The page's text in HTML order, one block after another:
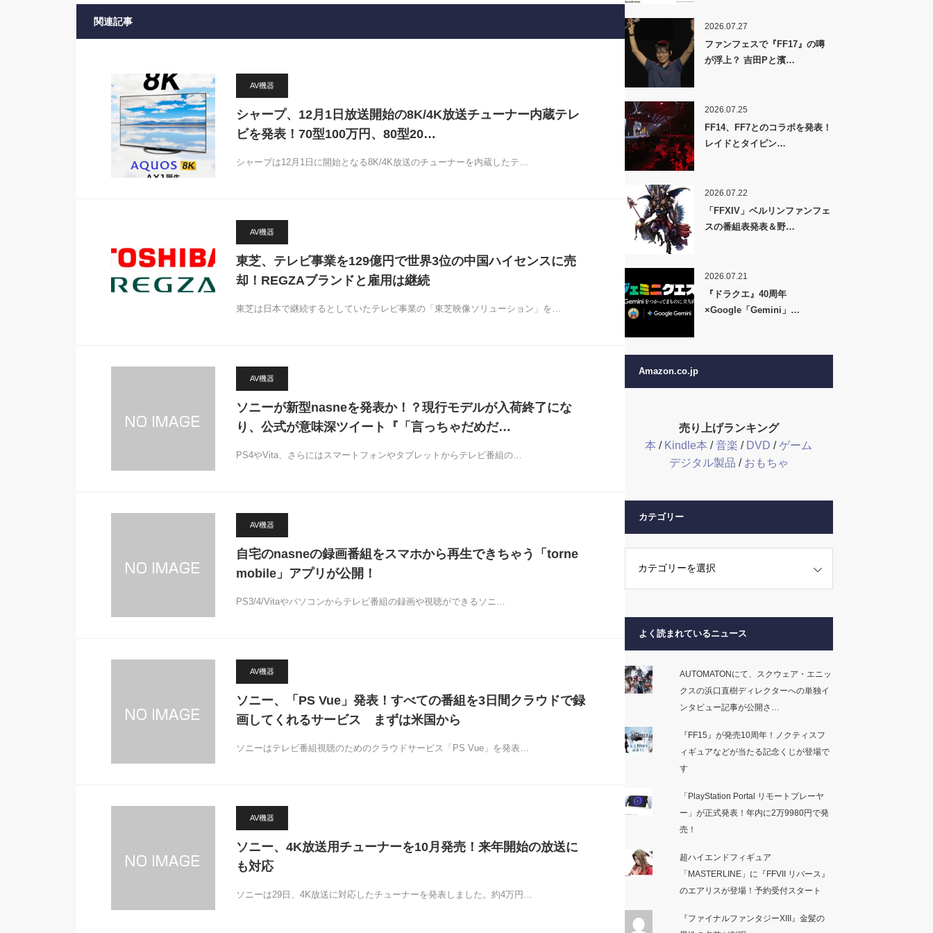
関連記事
AV機器
シャープ、12月1日放送開始の8K/4K放送チューナー内蔵テレ
ビを発表！70型100万円、80型20…
シャープは12月1日に開始となる8K/4K放送のチューナーを内蔵したテ…
AV機器
東芝、テレビ事業を129億円で世界3位の中国ハイセンスに売
却！REGZAブランドと雇用は継続
東芝は日本で継続するとしていたテレビ事業の「東芝映像ソリューション」を…
AV機器
ソニーが新型nasneを発表か！？現行モデルが入荷終了にな
り、公式が意味深ツイート『「言っちゃだめだ…
PS4やVita、さらにはスマートフォンやタブレットからテレビ番組の…
AV機器
自宅のnasneの録画番組をスマホから再生できちゃう「torne
mobile」アプリが公開！
PS3/4/Vitaやパソコンからテレビ番組の録画や視聴ができるソニ…
AV機器
ソニー、「PS Vue」発表！すべての番組を3日間クラウドで録
画してくれるサービス まずは米国から
ソニーはテレビ番組視聴のためのクラウドサービス「PS Vue」を発表…
AV機器
ソニー、4K放送用チューナーを10月発売！来年開始の放送に
も対応
ソニーは29日、4K放送に対応したチューナーを発表しました。約4万円…
2026.07.27
ファンフェスで『FF17』の噂
が浮上？ 吉田Pと濱…
2026.07.25
FF14、FF7とのコラボを発表！
レイドとタイピン…
2026.07.22
「FFXIV」ベルリンファンフェ
スの番組表発表＆野…
2026.07.21
『ドラクエ』40周年
×Google「Gemini」…
Amazon.co.jp
売り上げランキング
本 / Kindle本 /音楽 / DVD /ゲーム
デジタル製品 / おもちゃ
カテゴリー
よく読まれているニュース
AUTOMATONにて、スクウェア・エニッ
クスの浜口直樹ディレクターへの単独イ
ンタビュー記事が公開さ…
『FF15』が発売10周年！ノクティスフ
ィギュアなどが当たる記念くじが登場で
す
「PlayStation Portal リモートプレーヤ
ー」が正式発表！年内に2万9980円で発
売！
超ハイエンドフィギュア
「MASTERLINE」に『FFVII リバース』
のエアリスが登場！予約受付スタート
『ファイナルファンタジーXIII』金髪の